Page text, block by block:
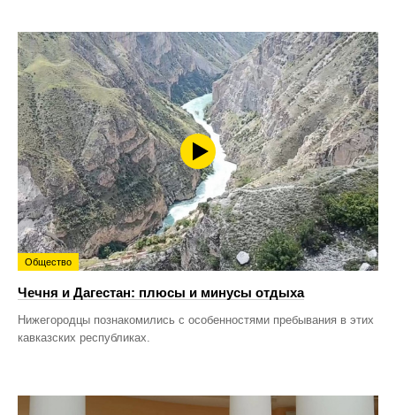
Общество
Чечня и Дагестан: плюсы и минусы отдыха
Нижегородцы познакомились с особенностями пребывания в этих
кавказских республиках.